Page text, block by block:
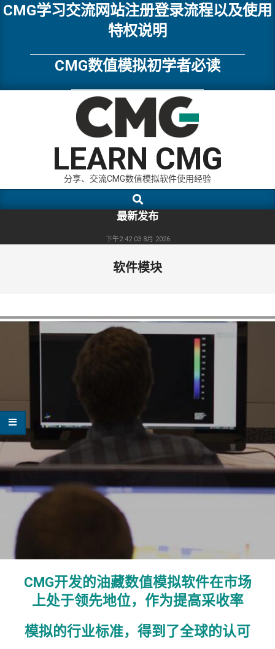
Skip
CMG学习交流网站注册登录流程以及使用
特权说明
CMG数值模拟初学者必读
LEARN CMG
分享、交流CMG数值模拟软件使用经验
Navigation
Search
最新发布
下午2:42 03 8月 2026
软件模块
CMG开发的油藏数值模拟软件在市场
上处于领先地位，作为提高采收率
模拟的行业标准，得到了全球的认可